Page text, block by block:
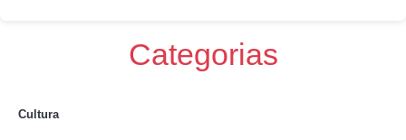
Categorias
Cultura